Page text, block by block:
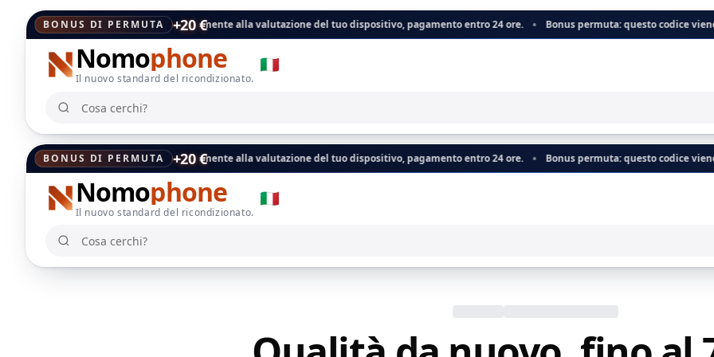
BONUS DI PERMUTA +20 €
viene aggiunto direttamente alla valutazione del tuo dispositivo, pagamento entro 24 ore. Bonus permuta: questo codice viene aggiunto
Nomophone
Il nuovo standard del ricondizionato.
🇮🇹
Cosa cerchi?Cosa cerchi?
BONUS DI PERMUTA +20 €
viene aggiunto direttamente alla valutazione del tuo dispositivo, pagamento entro 24 ore. Bonus permuta: questo codice viene aggiunto
Nomophone
Il nuovo standard del ricondizionato.
🇮🇹
Cosa cerchi?Cosa cerchi?